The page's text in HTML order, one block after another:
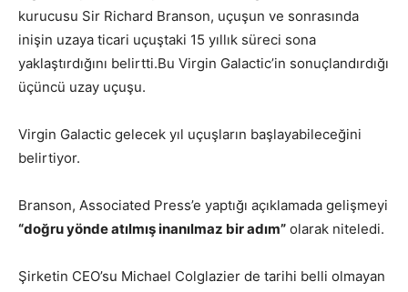
kurucusu Sir Richard Branson, uçuşun ve sonrasında
inişin uzaya ticari uçuştaki 15 yıllık süreci sona
yaklaştırdığını belirtti.Bu Virgin Galactic’in sonuçlandırdığı
üçüncü uzay uçuşu.
Virgin Galactic gelecek yıl uçuşların başlayabileceğini
belirtiyor.
Branson, Associated Press’e yaptığı açıklamada gelişmeyi
“doğru yönde atılmış inanılmaz bir adım” olarak niteledi.
Şirketin CEO’su Michael Colglazier de tarihi belli olmayan